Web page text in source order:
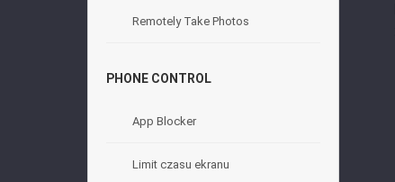
Remotely Take Photos
PHONE CONTROL
App Blocker
Limit czasu ekranu